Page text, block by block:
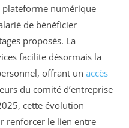
numérique
de bénéficier
proposés. La
facilite désormais la
offrant un accès
du comité d’entreprise
cette évolution
renforcer le lien entre